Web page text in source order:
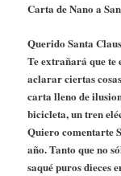
Carta de Nano a
Querido Santa
Te extrañará que te
aclarar ciertas
carta lleno de
bicicleta, un tren
Quiero comentarte
año. Tanto que no
saqué puros dieces